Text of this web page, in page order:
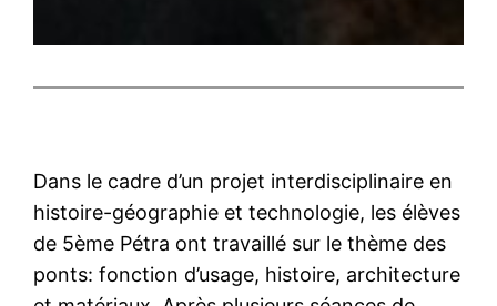
Dans le cadre d’un projet interdisciplinaire en
histoire-géographie et technologie, les élèves
de 5ème Pétra ont travaillé sur le thème des
ponts: fonction d’usage, histoire, architecture